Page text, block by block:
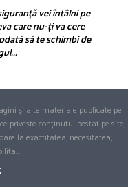
vei întâlni pe
care nu-ți va cere
să te schimbi de
și alte materiale publicate pe
privește conținutul postat pe site,
la exactitatea, necesitatea,
...